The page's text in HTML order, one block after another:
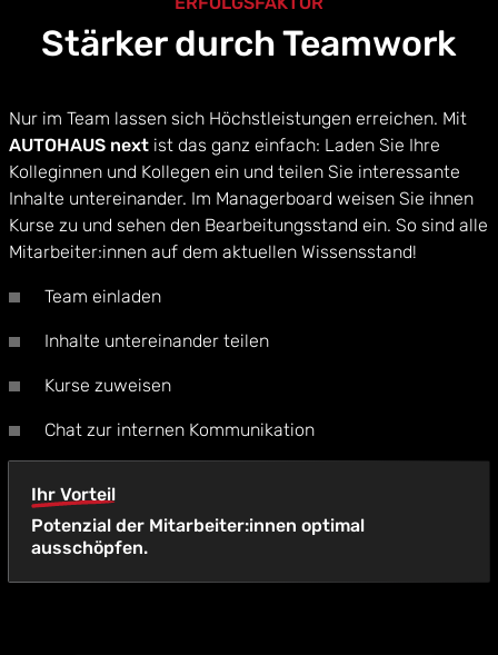
Stärker durch Teamwork
Nur im Team lassen sich Höchstleistungen erreichen. Mit
AUTOHAUS next ist das ganz einfach: Laden Sie Ihre
Kolleginnen und Kollegen ein und teilen Sie interessante
Inhalte untereinander. Im Managerboard weisen Sie ihnen
Kurse zu und sehen den Bearbeitungsstand ein. So sind alle
Mitarbeiter:innen auf dem aktuellen Wissensstand!
Team einladen
Inhalte untereinander teilen
Kurse zuweisen
Chat zur internen Kommunikation
Ihr Vorteil
Potenzial der Mitarbeiter:innen optimal
ausschöpfen.